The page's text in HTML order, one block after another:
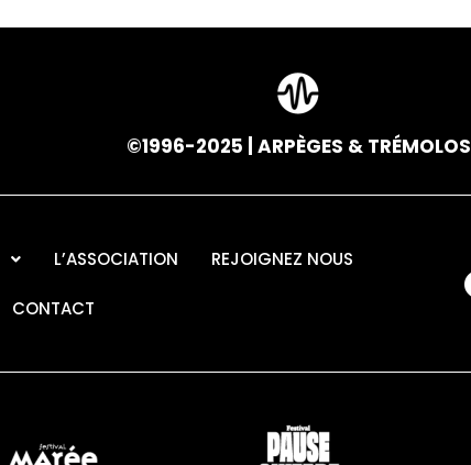
©1996-2025 | ARPÈGES & TRÉMOLOS
L’ASSOCIATION REJOIGNEZ NOUS
CONTACT